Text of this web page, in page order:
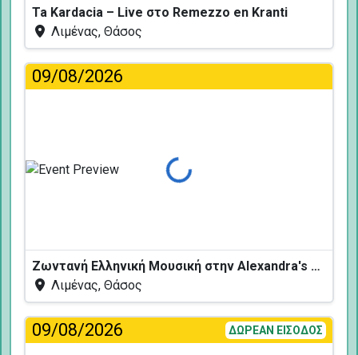
Ta Kardacia – Live στο Remezzo en Kranti
Λιμένας, Θάσος
09/08/2026
Φόρτωση...
Ζωντανή Ελληνική Μουσική στην Alexandra's Restaurant
Λιμένας, Θάσος
09/08/2026 ΔΩΡΕΑΝ ΕΙΣΟΔΟΣ